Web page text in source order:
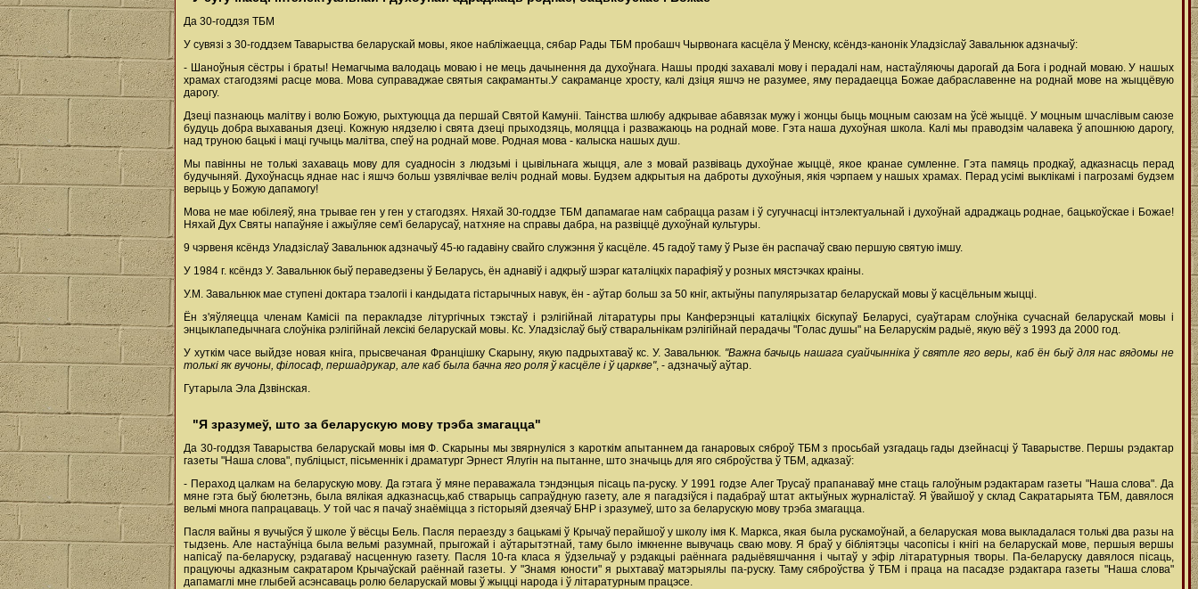
Да 30-годдзя ТБМ
У сувязі з 30-годдзем Таварыства беларускай мовы, якое набліжаецца, сябар Рады ТБМ пробашч Чырвонага касцёла ў Менску, ксёндз-канонік Уладзіслаў Завальнюк адзначыў:
- Шаноўныя сёстры і браты! Немагчыма валодаць моваю і не мець дачынення да духоўнага. Нашы продкі захавалі мову і перадалі нам, настаўляючы дарогай да Бога і роднай моваю. У нашых
храмах стагодзямі расце мова. Мова суправаджае святыя сакраманты.У сакраманце хросту, калі дзіця яшчэ не разумее, яму перадаецца Божае дабраславенне на роднай мове на жыццёвую
дарогу.
Дзеці пазнаюць малітву і волю Божую, рыхтуюцца да першай Святой Камуніі. Таінства шлюбу адкрывае абавязак мужу і жонцы быць моцным саюзам на ўсё жыццё. У моцным шчаслівым саюзе
будуць добра выхаваныя дзеці. Кожную нядзелю і свята дзеці прыходзяць, моляцца і разважаюць на роднай мове. Гэта наша духоўная школа. Калі мы праводзім чалавека ў апошнюю дарогу,
над труною бацькі і маці гучыць малітва, спеў на роднай мове. Родная мова - калыска нашых душ.
Мы павінны не толькі захаваць мову для суадносін з людзьмі і цывільнага жыцця, але з мовай развіваць духоўнае жыццё, якое кранае сумленне. Гэта памяць продкаў, адказнасць перад
будучыняй. Духоўнасць яднае нас і яшчэ больш узвялічвае веліч роднай мовы. Будзем адкрытыя на даброты духоўныя, якія чэрпаем у нашых храмах. Перад усімі выклікамі і пагрозамі будзем
верыць у Божую дапамогу!
Мова не мае юбілеяў, яна трывае ген у ген у стагодзях. Няхай 30-годдзе ТБМ дапамагае нам сабрацца разам і ў сугучнасці інтэлектуальнай і духоўнай адраджаць роднае, бацькоўскае і Божае!
Няхай Дух Святы напаўняе і ажыўляе сем'і беларусаў, натхняе на справы дабра, на развіццё духоўнай культуры.
9 чэрвеня ксёндз Уладзіслаў Завальнюк адзначыў 45-ю гадавіну свайго служэння ў касцёле. 45 гадоў таму ў Рызе ён распачаў сваю першую святую імшу.
У 1984 г. ксёндз У. Завальнюк быў пераведзены ў Беларусь, ён аднавіў і адкрыў шэраг каталіцкіх парафіяў у розных мястэчках краіны.
У.М. Завальнюк мае ступені доктара тэалогіі і кандыдата гістарычных навук, ён - аўтар больш за 50 кніг, актыўны папулярызатар беларускай мовы ў касцёльным жыцці.
Ён з'яўляецца членам Камісіі па перакладзе літургічных тэкстаў і рэлігійнай літаратуры пры Канферэнцыі каталіцкіх біскупаў Беларусі, суаўтарам слоўніка сучаснай беларускай мовы і
энцыклапедычнага слоўніка рэлігійнай лексікі беларускай мовы. Кс. Уладзіслаў быў стваральнікам рэлігійнай перадачы "Голас душы" на Беларускім радыё, якую вёў з 1993 да 2000 год.
У хуткім часе выйдзе новая кніга, прысвечаная Францішку Скарыну, якую падрыхтаваў кс. У. Завальнюк. "Важна бачыць нашага суайчынніка ў святле яго веры, каб ён быў для нас вядомы не
толькі як вучоны, філосаф, першадрукар, але каб была бачна яго роля ў касцёле і ў царкве", - адзначыў аўтар.
Гутарыла Эла Дзвінская.
"Я зразумеў, што за беларускую мову трэба змагацца"
Да 30-годдзя Таварыства беларускай мовы імя Ф. Скарыны мы звярнуліся з кароткім апытаннем да ганаровых сяброў ТБМ з просьбай узгадаць гады дзейнасці ў Таварыстве. Першы рэдактар
газеты "Наша слова", публіцыст, пісьменнік і драматург Эрнест Ялугін на пытанне, што значыць для яго сяброўства ў ТБМ, адказаў:
- Пераход цалкам на беларускую мову. Да гэтага ў мяне пераважала тэндэнцыя пісаць па-руску. У 1991 годзе Алег Трусаў прапанаваў мне стаць галоўным рэдактарам газеты "Наша слова". Да
мяне гэта быў бюлетэнь, была вялікая адказнасць,каб стварыць сапраўдную газету, але я пагадзіўся і падабраў штат актыўных журналістаў. Я ўвайшоў у склад Сакратарыята ТБМ, давялося
вельмі многа папрацаваць. У той час я пачаў знаёміцца з гісторыяй дзеячаў БНР і зразумеў, што за беларускую мову трэба змагацца.
Пасля вайны я вучыўся ў школе ў вёсцы Бель. Пасля пераезду з бацькамі ў Крычаў перайшоў у школу імя К. Маркса, якая была рускамоўнай, а беларуская мова выкладалася толькі два разы на
тыдзень. Але настаўніца была вельмі разумнай, прыгожай і аўтарытэтнай, таму было імкненне вывучаць сваю мову. Я браў у бібліятэцы часопісы і кнігі на беларускай мове, першыя вершы
напісаў па-беларуску, рэдагаваў насценную газету. Пасля 10-га класа я ўдзельчаў у рэдакцыі раённага радыёвяшчання і чытаў у эфір літаратурныя творы. Па-беларуску давялося пісаць,
працуючы адказным сакратаром Крычаўскай раённай газеты. У "Знамя юности" я рыхтаваў матэрыялы па-руску. Таму сяброўства ў ТБМ і праца на пасадзе рэдактара газеты "Наша слова"
дапамаглі мне глыбей асэнсаваць ролю беларускай мовы ў жыцці народа і ў літаратурным працэсе.